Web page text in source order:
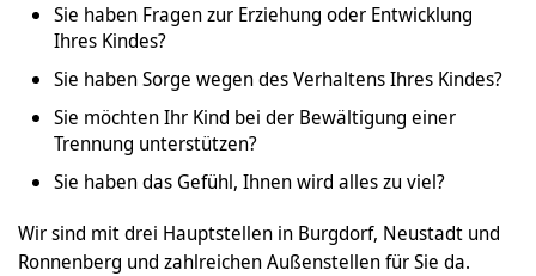
Sie haben Fragen zur Erziehung oder Entwicklung
Ihres Kindes?
Sie haben Sorge wegen des Verhaltens Ihres Kindes?
Sie möchten Ihr Kind bei der Bewältigung einer
Trennung unterstützen?
Sie haben das Gefühl, Ihnen wird alles zu viel?
Wir sind mit drei Hauptstellen in Burgdorf, Neustadt und
Ronnenberg und zahlreichen Außenstellen für Sie da.